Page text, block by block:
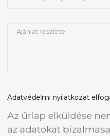
Adatvédelmi nyilatkozat
Az űrlap elküldése
az adatokat